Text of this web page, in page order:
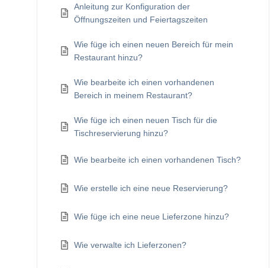
Anleitung zur Konfiguration der
Öffnungszeiten und Feiertagszeiten
Wie füge ich einen neuen Bereich für mein
Restaurant hinzu?
Wie bearbeite ich einen vorhandenen
Bereich in meinem Restaurant?
Wie füge ich einen neuen Tisch für die
Tischreservierung hinzu?
Wie bearbeite ich einen vorhandenen Tisch?
Wie erstelle ich eine neue Reservierung?
Wie füge ich eine neue Lieferzone hinzu?
Wie verwalte ich Lieferzonen?